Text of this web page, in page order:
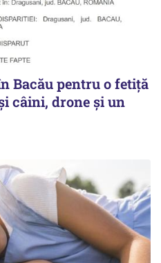
Bacău pentru o fetiță
câini, drone și un